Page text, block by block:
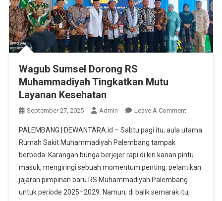
Wagub Sumsel Dorong RS
Muhammadiyah Tingkatkan Mutu
Layanan Kesehatan
September 27, 2025 Admin Leave A CommentOn
Sumsel
RS
Tingkatkan
Mutu
PALEMBANG | DEWANTARA.id – Sabtu pagi itu, aula utama
Rumah Sakit Muhammadiyah Palembang tampak
berbeda. Karangan bunga berjejer rapi di kiri kanan pintu
masuk, mengiringi sebuah momentum penting: pelantikan
jajaran pimpinan baru RS Muhammadiyah Palembang
untuk periode 2025–2029. Namun, di balik semarak itu,